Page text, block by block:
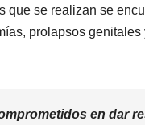
que se realizan se
prolapsos
en dar